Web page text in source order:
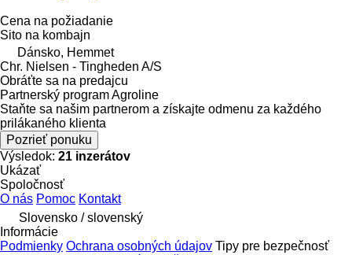
Cena na požiadanie
Sito na kombajn
Dánsko, Hemmet
Chr. Nielsen - Tingheden A/S
Obráťte sa na predajcu
Partnerský program Agroline
Staňte sa našim partnerom a získajte odmenu za každého
prilákaného klienta
Pozrieť ponuku
Výsledok: 21 inzerátov
Ukázať
Spoločnosť
O nás Pomoc Kontakt
Slovensko / slovenský
Informácie
Podmienky Ochrana osobných údajov Tipy pre bezpečnosť